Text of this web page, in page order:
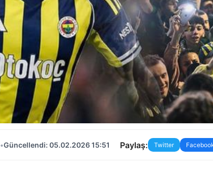
•Güncellendi: 05.02.2026 15:51 Paylaş: Twitter